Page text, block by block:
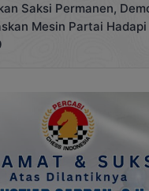
Saksi Permanen,
Mesin Partai Hadapi